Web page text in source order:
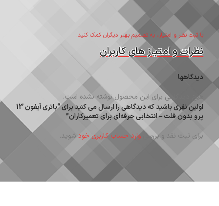
با ثبت نظر و امتیاز، به تصمیم بهتر دیگران کمک کنید.
نظرات و امتیاز های کاربران
دیدگاهها
هیچ دیدگاهی برای این محصول نوشته نشده است.
اولین نفری باشید که دیدگاهی را ارسال می کنید برای “باتری آیفون 13
پرو بدون فلت – انتخابی حرفه‌ای برای تعمیرکاران”
برای ثبت نقد و بررسیوارد حساب کاربری خود شوید.